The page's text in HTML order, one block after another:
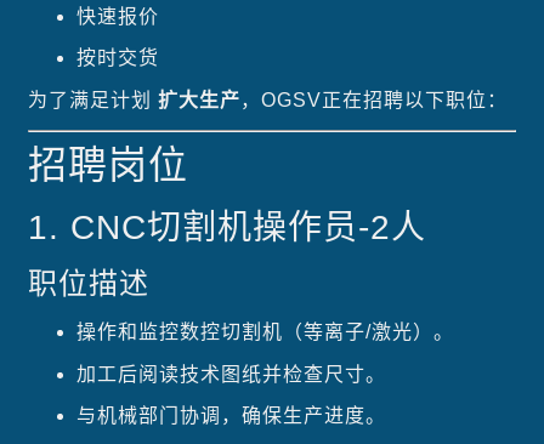
快速报价
按时交货
为了满足计划扩大生产，OGSV正在招聘以下职位：
招聘岗位
1. CNC切割机操作员-2人
职位描述
操作和监控数控切割机（等离子/激光）。
加工后阅读技术图纸并检查尺寸。
与机械部门协调，确保生产进度。